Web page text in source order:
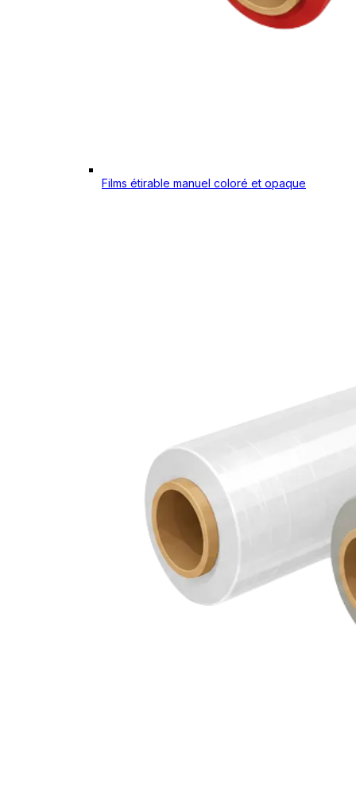
Films étirable manuel coloré et opaque